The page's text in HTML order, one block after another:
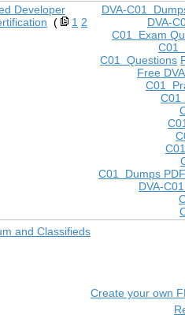
DVA-C01
DVA-
C01 Exam
C01
C01 Questions
Free
C01
C01
C01 Dumps PDF
DVA-
Developer
( 1 2
and Classifieds
Create your own